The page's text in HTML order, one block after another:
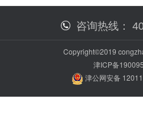
咨询热线：
Copyright©2019
津ICP备
津公网安备